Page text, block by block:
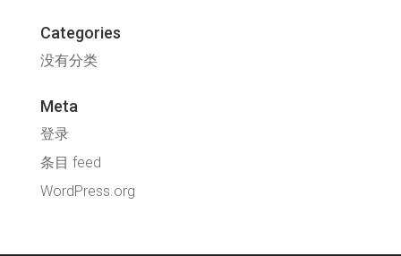
Categories
没有分类
Meta
登录
条目 feed
WordPress.org